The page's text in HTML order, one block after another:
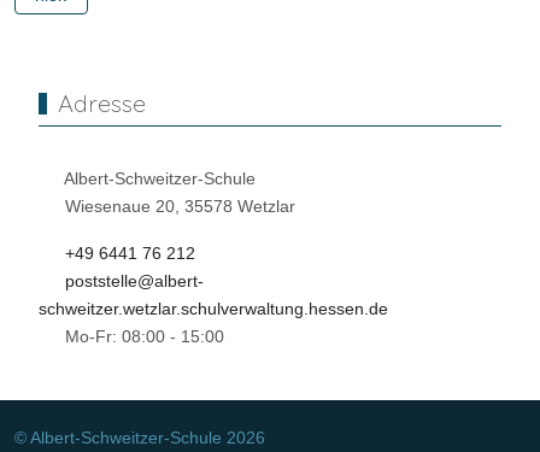
Adresse
Albert-Schweitzer-Schule
Wiesenaue 20, 35578 Wetzlar
+49 6441 76 212
poststelle@albert-
schweitzer.wetzlar.schulverwaltung.hessen.de
Mo-Fr: 08:00 - 15:00
© Albert-Schweitzer-Schule 2026